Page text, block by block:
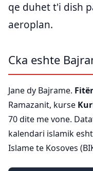
qe duhet t'i dish
aeroplan.
Cka eshte
Jane dy Bajrame.
Ramazanit, kurse
70 dite me vone.
kalendari islamik
Islame te Kosoves